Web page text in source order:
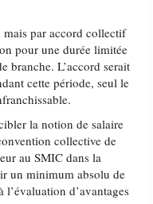
par accord collectif
pour une durée limitée
branche. L’accord serait
cette période, seul le
la notion de salaire
collective de
au SMIC dans la
un minimum absolu de
d’avantages